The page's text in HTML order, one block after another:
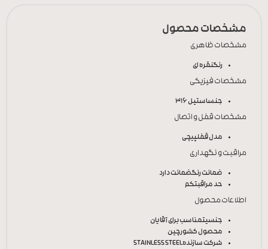
مشخصات محصول
مشخصات ظاهری
رنگنقره ای
مشخصات فیزیکی
جنساستیل 316
مشخصات قفل و اتصال
مدل قفلپیچی
مراقبت و نگهداری
ضمانت رنگضمانت دارد
حد مراقبتکم
اطلاعات محصول
جنسیتمناسب برای آقایان
محصول کشورچین
شرکت سازندهSTAINLESS STEEL